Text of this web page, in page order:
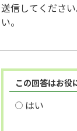
信してくださ
。
この回答はお役
はい